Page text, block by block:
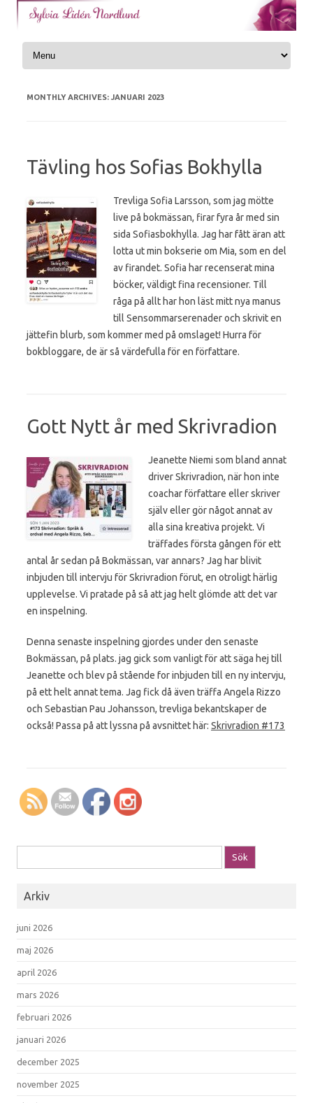
Skip to content
MONTHLY ARCHIVES: JANUARI 2023
Tävling hos Sofias Bokhylla
Trevliga Sofia Larsson, som jag mötte
live på bokmässan, firar fyra år med sin
sida Sofiasbokhylla. Jag har fått äran att
lotta ut min bokserie om Mia, som en del
av firandet. Sofia har recenserat mina
böcker, väldigt fina recensioner. Till
råga på allt har hon läst mitt nya manus
till Sensommarserenader och skrivit en
jättefin blurb, som kommer med på omslaget! Hurra för
bokbloggare, de är så värdefulla för en författare.
Gott Nytt år med Skrivradion
Jeanette Niemi som bland annat
driver Skrivradion, när hon inte
coachar författare eller skriver
själv eller gör något annat av
alla sina kreativa projekt. Vi
träffades första gången för ett
antal år sedan på Bokmässan, var annars? Jag har blivit
inbjuden till intervju för Skrivradion förut, en otroligt härlig
upplevelse. Vi pratade på så att jag helt glömde att det var
en inspelning.
Denna senaste inspelning gjordes under den senaste
Bokmässan, på plats. jag gick som vanligt för att säga hej till
Jeanette och blev på stående for inbjuden till en ny intervju,
på ett helt annat tema. Jag fick då även träffa Angela Rizzo
och Sebastian Pau Johansson, trevliga bekantskaper de
också! Passa på att lyssna på avsnittet här: Skrivradion #173
Arkiv
juni 2026
maj 2026
april 2026
mars 2026
februari 2026
januari 2026
december 2025
november 2025